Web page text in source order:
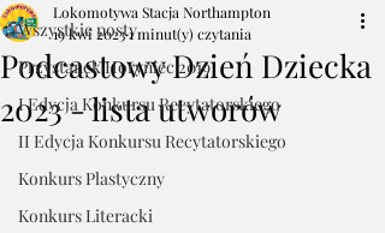
Wszystkie posty
Przystanek Horyniec 2019
I Edycja Konkursu Recytatorskiego
II Edycja Konkursu Recytatorskiego
Konkurs Plastyczny
Konkurs Literacki
Podcastowy Dzień Dziecka
2023 - lista utworów
Lokomotywa Stacja Northampton
19 kwi 20231 minut(y) czytania